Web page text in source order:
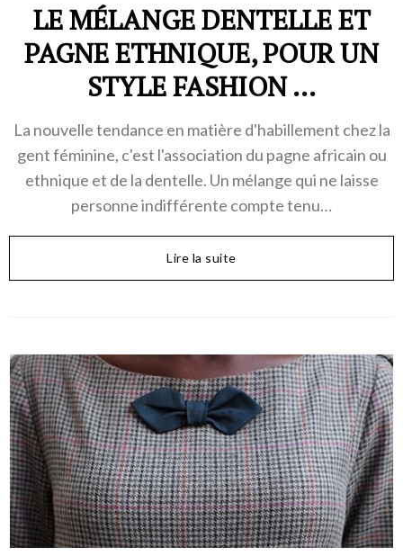
LE MÉLANGE DENTELLE ET
PAGNE ETHNIQUE, POUR UN
STYLE FASHION ...
La nouvelle tendance en matière d'habillement chez la
gent féminine, c'est l'association du pagne africain ou
ethnique et de la dentelle. Un mélange qui ne laisse
personne indifférente compte tenu…
Lire la suite